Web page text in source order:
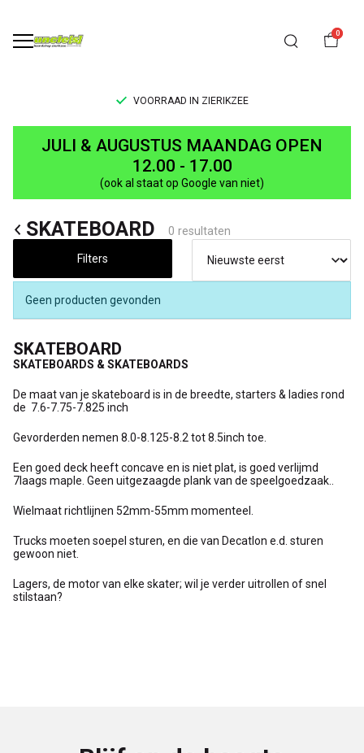
0
VOORRAAD IN ZIERIKZEE
SKATEBOARD
UNCLE[S]
Boardshop
JULI & AUGUSTUS MAANDAG OPEN
12.00 - 17.00
(ook al staat op Google van niet)
SKATEBOARD 0 resultaten
Filters
Geen producten gevonden
SKATEBOARD
SKATEBOARDS & SKATEBOARDS
De maat van je skateboard is in de breedte, starters & ladies rond
de 7.6-7.75-7.825 inch
Gevorderden nemen 8.0-8.125-8.2 tot 8.5inch toe.
Een goed deck heeft concave en is niet plat, is goed verlijmd
7laags maple. Geen uitgezaagde plank van de speelgoedzaak..
Wielmaat richtlijnen 52mm-55mm momenteel.
Trucks moeten soepel sturen, en die van Decatlon e.d. sturen
gewoon niet.
Lagers, de motor van elke skater; wil je verder uitrollen of snel
stilstaan?